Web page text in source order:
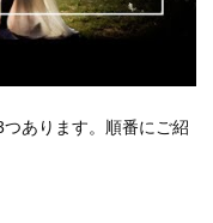
あります。順番にご紹